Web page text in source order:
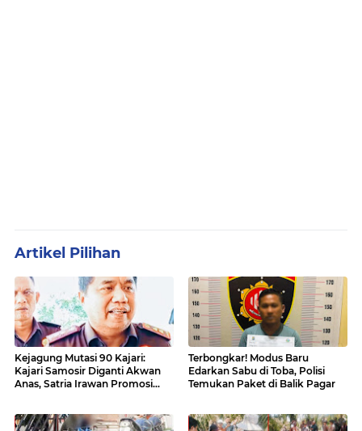
Artikel Pilihan
Kejagung Mutasi 90 Kajari:
Kajari Samosir Diganti Akwan
Anas, Satria Irawan Promosi
Terbongkar! Modus Baru
Edarkan Sabu di Toba, Polisi
Temukan Paket di Balik Pagar